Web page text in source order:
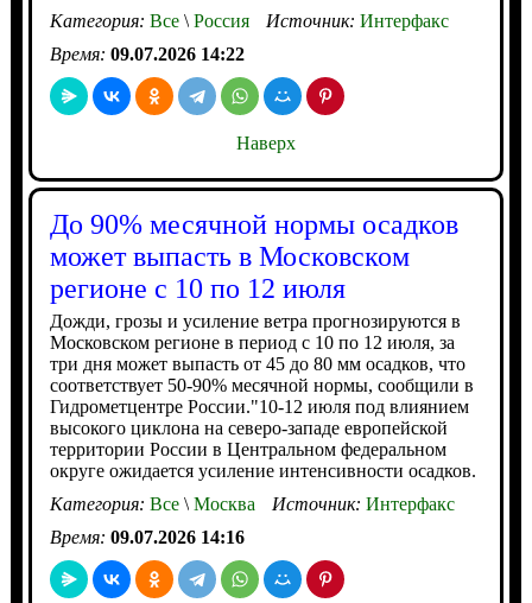
Категория: Все\Россия Источник: Интерфакс
Время: 09.07.2026 14:22
Наверх
До 90% месячной нормы осадков
может выпасть в Московском
регионе с 10 по 12 июля
Дожди, грозы и усиление ветра прогнозируются в
Московском регионе в период с 10 по 12 июля, за
три дня может выпасть от 45 до 80 мм осадков, что
соответствует 50-90% месячной нормы, сообщили в
Гидрометцентре России."10-12 июля под влиянием
высокого циклона на северо-западе европейской
территории России в Центральном федеральном
округе ожидается усиление интенсивности осадков.
Категория: Все\Москва Источник: Интерфакс
Время: 09.07.2026 14:16